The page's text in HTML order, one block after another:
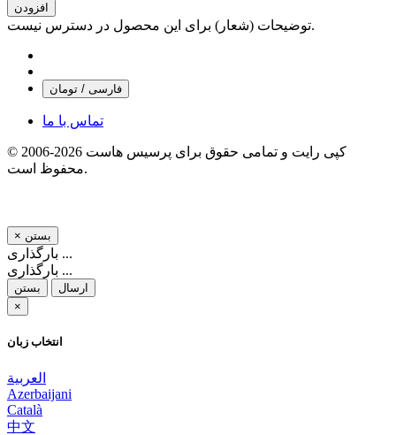
افزودن
توضیحات (شعار) برای این محصول در دسترس نیست.
فارسی / تومان
تماس با ما
© 2006-2026 کپی رایت و تمامی حقوق برای پرسیس هاست
محفوظ است.
× بستن
بارگذاری ...
بارگذاری ...
بستن
ارسال
×
انتخاب زبان
العربية
Azerbaijani
Català
中文